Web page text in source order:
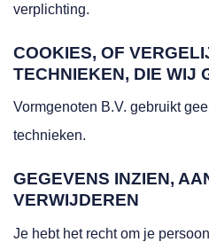
verplichting.
COOKIES, OF
TECHNIEKEN, DIE WIJ
Vormgenoten B.V. gebruikt
technieken.
GEGEVENS INZIEN,
VERWIJDEREN
Je hebt het recht om je